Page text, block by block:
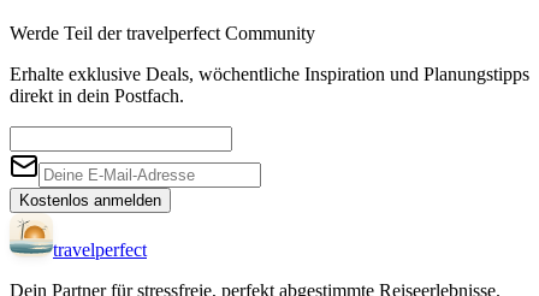
Werde Teil der travelperfect Community
Erhalte exklusive Deals, wöchentliche Inspiration und Planungstipps
direkt in dein Postfach.
Kostenlos anmelden
travelperfect
Dein Partner für stressfreie, perfekt abgestimmte Reiseerlebnisse.